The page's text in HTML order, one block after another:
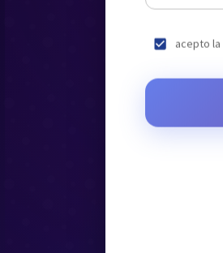
acepto la